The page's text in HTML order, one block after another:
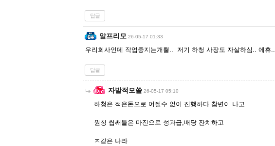
답글
알프리모 26-05-17 01:33
우리회사인데 작업중지는개뿔.. 저기 하청 사장도 자살하심.. 에휴..
답글
자발적모쏠 26-05-17 05:10
하청은 적은돈으로 어쩔수 없이 진행하다 참변이 나고
원청 씹쌔들은 마진으로 성과급,배당 잔치하고
ㅈ같은 나라